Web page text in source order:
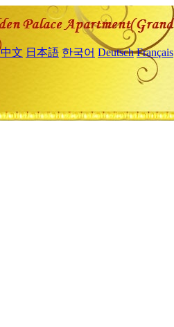
文 日本語 한국어 Deutsch Français